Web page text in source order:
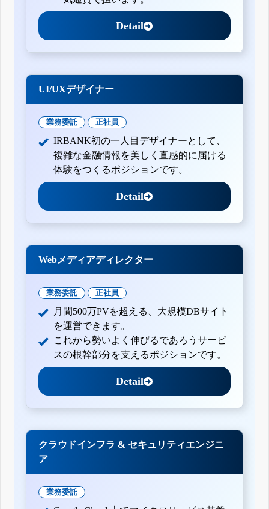
Detail
UI/UXデザイナー
業務委託 正社員
IRBANK初の一人目デザイナーとして、
複雑な金融情報を美しく直感的に届ける
体験をつくるポジションです。
Detail
Webメディアディレクター
業務委託 正社員
月間500万PVを超える、大規模DBサイト
を運営できます。
これから勢いよく伸びるであろうサービ
スの根幹部分を支えるポジションです。
Detail
クラウドインフラ & セキュリティエンジニ
ア
業務委託